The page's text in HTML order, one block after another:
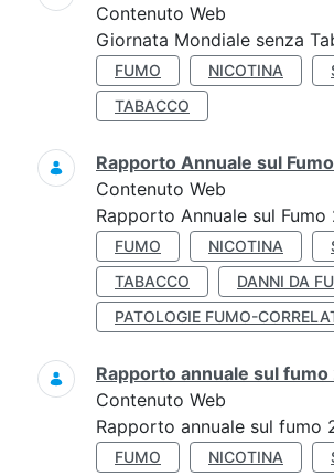
Contenuto Web
Giornata Mondiale senza
FUMO NICOTINA
TABACCO
Rapporto Annuale sul
Contenuto Web
Rapporto Annuale sul Fumo
FUMO NICOTINA
TABACCO
DANNI DA
PATOLOGIE FUMO-
Rapporto annuale sul
Contenuto Web
Rapporto annuale sul fumo
FUMO NICOTINA